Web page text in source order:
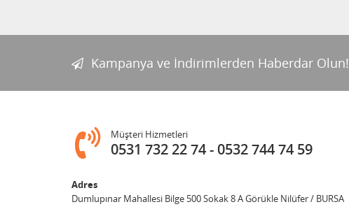
Kampanya ve İndirimlerden Haberdar Olun!
Müşteri Hizmetleri
0531 732 22 74 0532 744 74 59
Adres
Dumlupınar Mahallesi Bilge 500 Sokak 8 A Görükle Nilüfer / BURSA